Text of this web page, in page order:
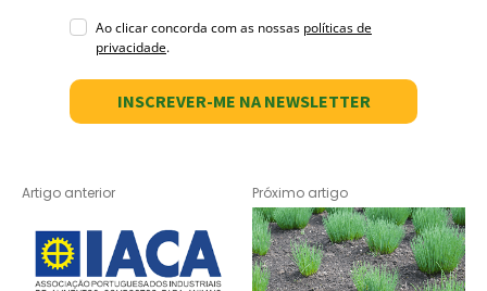
Ao clicar concorda com as nossas políticas de
privacidade.
INSCREVER-ME NA NEWSLETTER
Artigo anterior Próximo artigo